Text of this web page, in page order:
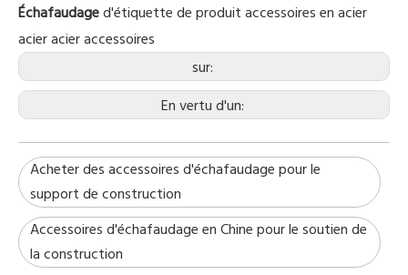
Échafaudaged'étiquette de produit accessoires en acier
acieracier accessoires
sur:
En vertu d'un:
Acheter des accessoires d'échafaudage pour le
support de construction
Accessoires d'échafaudage en Chine pour le soutien de
la construction